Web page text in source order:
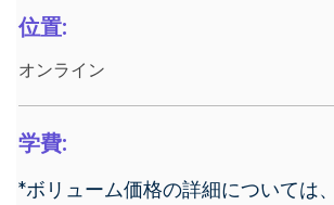
位置:
オンライン
学費:
*ボリューム価格の詳細については